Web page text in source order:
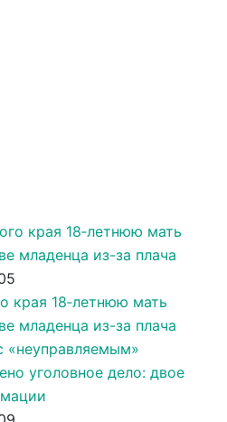
края 18‑летнюю мать
младенца из-за плача